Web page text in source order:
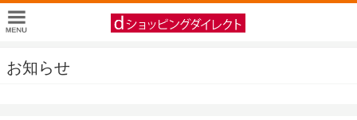
お知らせ